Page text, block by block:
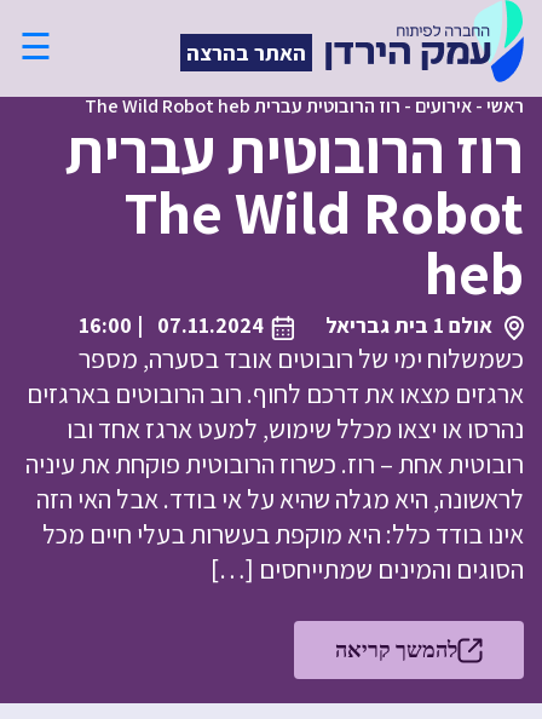
האתר בהרצה ☰
ראשי-אירועים - רוז הרובוטית עברית The Wild Robot heb
רוז הרובוטית עברית
The Wild Robot
heb
אולם 1 בית גבריאל 07.11.2024
| 16:00
כשמשלוח ימי של רובוטים אובד בסערה, מספר
ארגזים מצאו את דרכם לחוף. רוב הרובוטים בארגזים
נהרסו או יצאו מכלל שימוש, למעט ארגז אחד ובו
רובוטית אחת – רוז. כשרוז הרובוטית פוקחת את עיניה
לראשונה, היא מגלה שהיא על אי בודד. אבל האי הזה
אינו בודד כלל: היא מוקפת בעשרות בעלי חיים מכל
הסוגים והמינים שמתייחסים […]
להמשך קריאה